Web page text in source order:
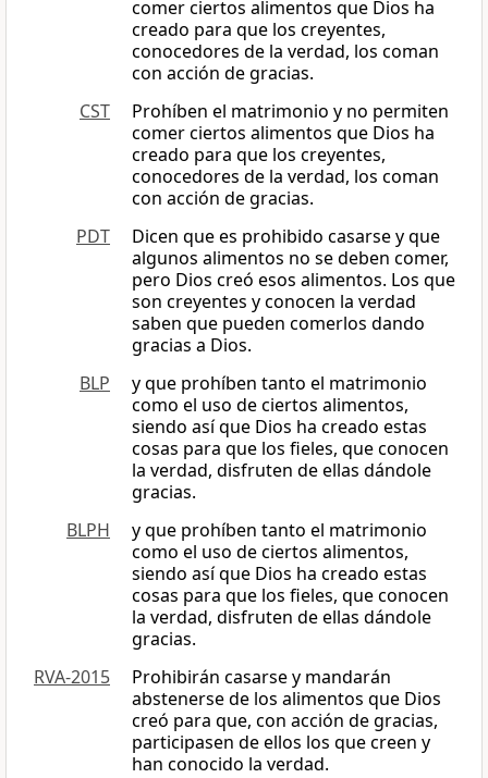
comer ciertos alimentos que Dios ha
creado para que los creyentes,
conocedores de la verdad, los coman
con acción de gracias.
CST
Prohíben el matrimonio y no permiten
comer ciertos alimentos que Dios ha
creado para que los creyentes,
conocedores de la verdad, los coman
con acción de gracias.
PDT
Dicen que es prohibido casarse y que
algunos alimentos no se deben comer,
pero Dios creó esos alimentos. Los que
son creyentes y conocen la verdad
saben que pueden comerlos dando
gracias a Dios.
BLP
y que prohíben tanto el matrimonio
como el uso de ciertos alimentos,
siendo así que Dios ha creado estas
cosas para que los fieles, que conocen
la verdad, disfruten de ellas dándole
gracias.
BLPH
y que prohíben tanto el matrimonio
como el uso de ciertos alimentos,
siendo así que Dios ha creado estas
cosas para que los fieles, que conocen
la verdad, disfruten de ellas dándole
gracias.
RVA-2015
Prohibirán casarse y mandarán
abstenerse de los alimentos que Dios
creó para que, con acción de gracias,
participasen de ellos los que creen y
han conocido la verdad.